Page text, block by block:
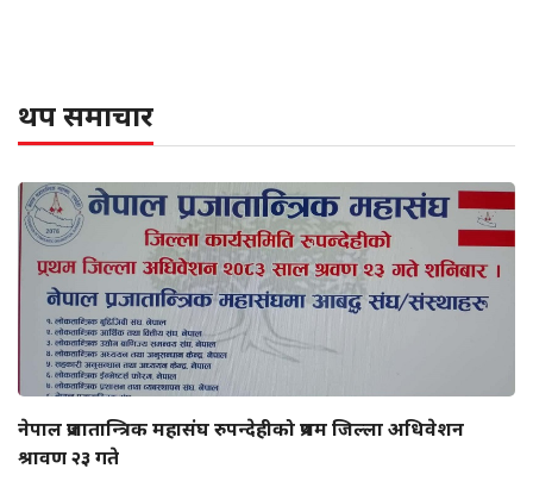
थप समाचार
नेपाल प्रजातान्त्रिक महासंघ रुपन्देहीको प्रथम जिल्ला अधिवेशन
श्रावण २३ गते